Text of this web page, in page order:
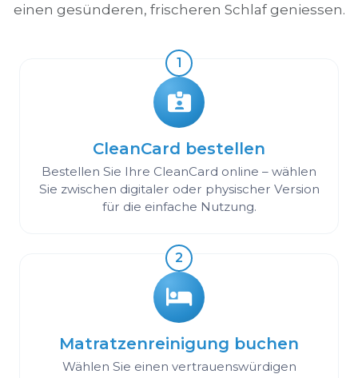
einen gesünderen, frischeren Schlaf geniessen.
1
CleanCard bestellen
Bestellen Sie Ihre CleanCard online – wählen
Sie zwischen digitaler oder physischer Version
für die einfache Nutzung.
2
Matratzenreinigung buchen
Wählen Sie einen vertrauenswürdigen